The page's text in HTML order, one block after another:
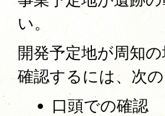
い。
開発予定地が周知
確認するには、次
口頭での確認